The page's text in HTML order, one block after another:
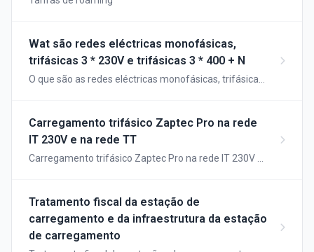
Wat são redes eléctricas monofásicas,
trifásicas 3 * 230V e trifásicas 3 * 400 + N
O que são as redes eléctricas monofásicas, trifásicas
Carregamento trifásico Zaptec Pro na rede
IT 230V e na rede TT
Carregamento trifásico Zaptec Pro na rede IT 230V e
Tratamento fiscal da estação de
carregamento e da infraestrutura da estação
de carregamento